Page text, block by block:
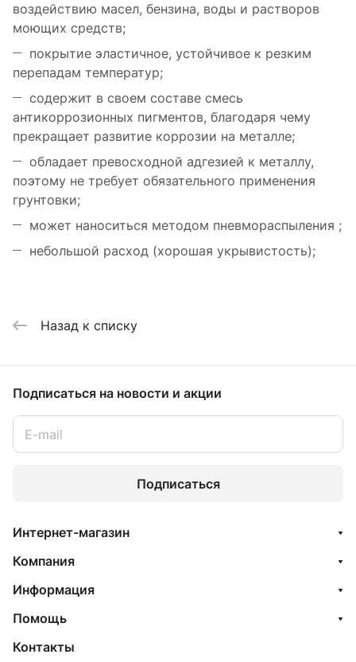
воздействию масел, бензина, воды и растворов
моющих средств;
покрытие эластичное, устойчивое к резким
перепадам температур;
содержит в своем составе смесь
антикоррозионных пигментов, благодаря чему
прекращает развитие коррозии на металле;
обладает превосходной адгезией к металлу,
поэтому не требует обязательного применения
грунтовки;
может наноситься методом пневмораспыления ;
небольшой расход (хорошая укрывистость);
Назад к списку
Подписаться на новости и акции
Подписаться
Интернет-магазин
Компания
Информация
Помощь
Контакты